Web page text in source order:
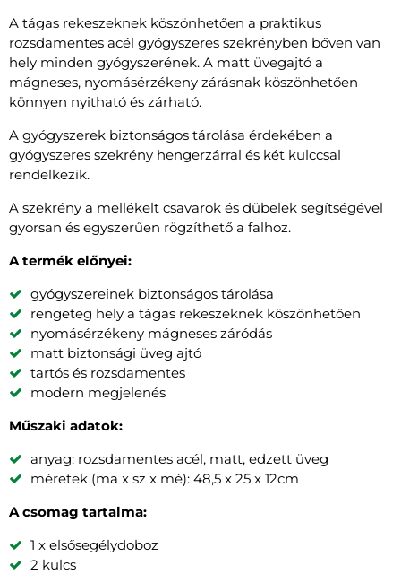
A tágas rekeszeknek köszönhetően a praktikus
rozsdamentes acél gyógyszeres szekrényben bőven van
hely minden gyógyszerének. A matt üvegajtó a
mágneses, nyomásérzékeny zárásnak köszönhetően
könnyen nyitható és zárható.
A gyógyszerek biztonságos tárolása érdekében a
gyógyszeres szekrény hengerzárral és két kulccsal
rendelkezik.
A szekrény a mellékelt csavarok és dübelek segítségével
gyorsan és egyszerűen rögzíthető a falhoz.
A termék előnyei:
gyógyszereinek biztonságos tárolása
rengeteg hely a tágas rekeszeknek köszönhetően
nyomásérzékeny mágneses záródás
matt biztonsági üveg ajtó
tartós és rozsdamentes
modern megjelenés
Műszaki adatok:
anyag: rozsdamentes acél, matt, edzett üveg
méretek (ma x sz x mé): 48,5 x 25 x 12cm
A csomag tartalma:
1 x elsősegélydoboz
2 kulcs